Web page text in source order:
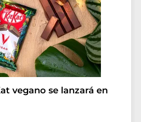
vegano se lanzará en